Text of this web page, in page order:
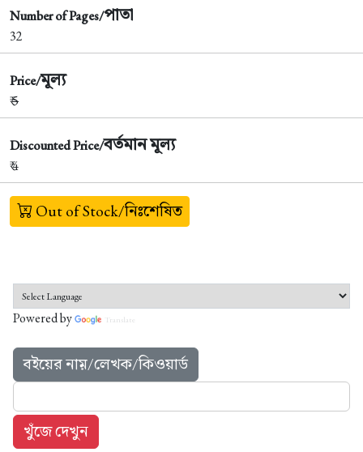
Number of Pages/পাতা
32
Price/মূল্য
₹5
Discounted Price/বর্তমান মূল্য
₹ 4
Out of Stock/নিঃশেষিত
Powered by Translate
বইয়ের নাম়/লেখক/কিওয়ার্ড